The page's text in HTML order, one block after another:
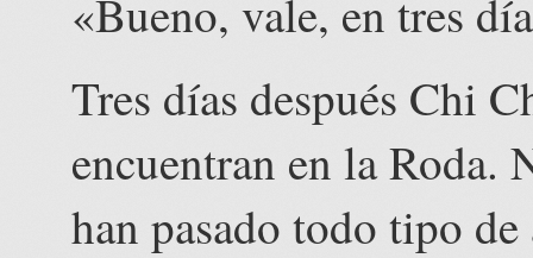
«Bueno, vale, en tres
Tres días después Chi
encuentran en la Roda.
han pasado todo tipo